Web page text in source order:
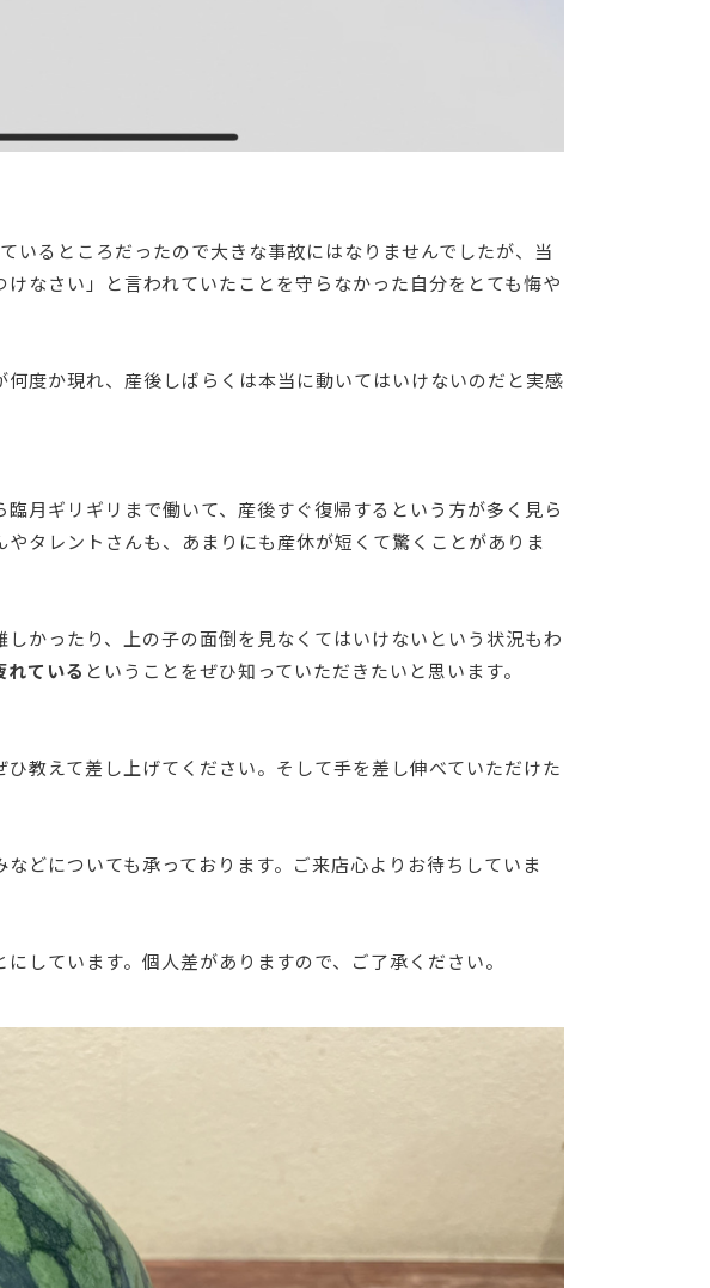
いるところだったので大きな事故にはなりませんでしたが、当
なさい」と言われていたことを守らなかった自分をとても悔や
度か現れ、産後しばらくは本当に動いてはいけないのだと実感
月ギリギリまで働いて、産後すぐ復帰するという方が多く見ら
タレントさんも、あまりにも産休が短くて驚くことがありま
かったり、上の子の面倒を見なくてはいけないという状況もわ
れている ということをぜひ知っていただきたいと思います。
教えて差し上げてください。そして手を差し伸べていただけた
どについても承っております。ご来店心よりお待ちしていま
しています。個人差がありますので、ご了承ください。